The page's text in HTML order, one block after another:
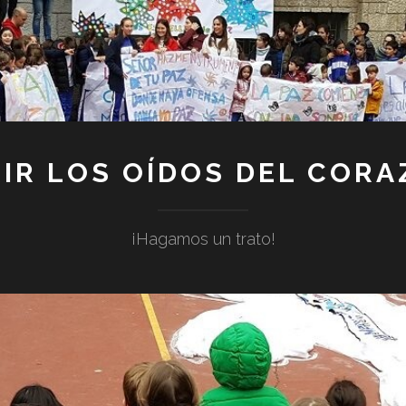
LOS OÍDOS DEL
¡Hagamos un trato!